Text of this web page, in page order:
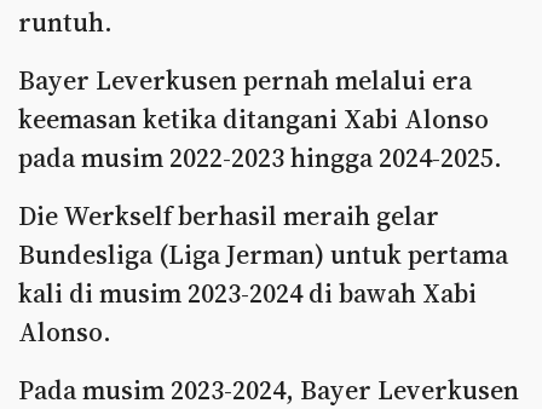
runtuh.
Bayer Leverkusen pernah melalui era
keemasan ketika ditangani Xabi Alonso
pada musim 2022-2023 hingga 2024-2025.
Die Werkself berhasil meraih gelar
Bundesliga (Liga Jerman) untuk pertama
kali di musim 2023-2024 di bawah Xabi
Alonso.
Pada musim 2023-2024, Bayer Leverkusen